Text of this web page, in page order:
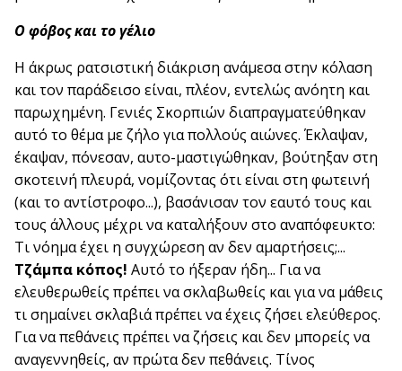
Ο φόβος και το γέλιο
Η άκρως ρατσιστική διάκριση ανάμεσα στην κόλαση
και τον παράδεισο είναι, πλέον, εντελώς ανόητη και
παρωχημένη. Γενιές Σκορπιών διαπραγματεύθηκαν
αυτό το θέμα με ζήλο για πολλούς αιώνες. Έκλαψαν,
έκαψαν, πόνεσαν, αυτο-μαστιγώθηκαν, βούτηξαν στη
σκοτεινή πλευρά, νομίζοντας ότι είναι στη φωτεινή
(και το αντίστροφο...), βασάνισαν τον εαυτό τους και
τους άλλους μέχρι να καταλήξουν στο αναπόφευκτο:
Τι νόημα έχει η συγχώρεση αν δεν αμαρτήσεις;...
Τζάμπα κόπος! Αυτό το ήξεραν ήδη... Για να
ελευθερωθείς πρέπει να σκλαβωθείς και για να μάθεις
τι σημαίνει σκλαβιά πρέπει να έχεις ζήσει ελεύθερος.
Για να πεθάνεις πρέπει να ζήσεις και δεν μπορείς να
αναγεννηθείς, αν πρώτα δεν πεθάνεις. Τίνος